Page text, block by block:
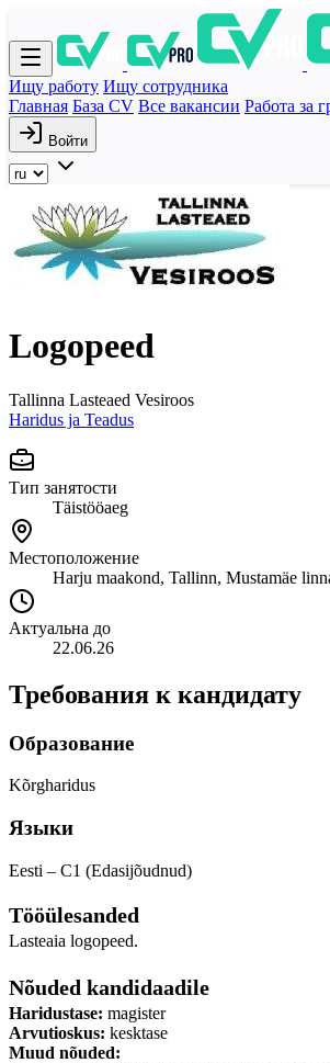
Ищу работу Ищу сотрудника
Главная База CV Все вакансии Работа за
Войти
Logopeed
Tallinna Lasteaed Vesiroos
Haridus ja Teadus
Тип занятости
Täistööaeg
Местоположение
Harju maakond, Tallinn, Mustamäe
Актуальна до
22.06.26
Требования к кандидату
Образование
Kõrgharidus
Языки
Eesti – C1 (Edasijõudnud)
Tööülesanded
Lasteaia logopeed.
Nõuded kandidaadile
Haridustase: magister
Arvutioskus: kesktase
Muud nõuded: